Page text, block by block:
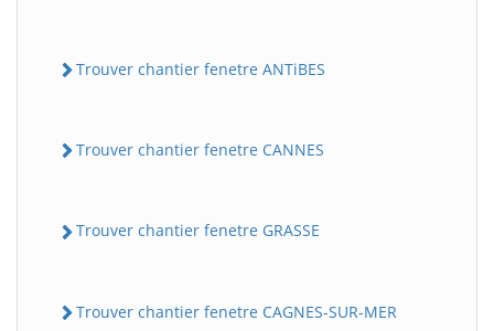
Trouver chantier fenetre ANTiBES
Trouver chantier fenetre CANNES
Trouver chantier fenetre GRASSE
Trouver chantier fenetre CAGNES-SUR-MER